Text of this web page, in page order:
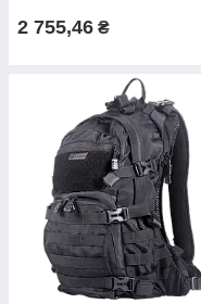
2 755,46 ₴